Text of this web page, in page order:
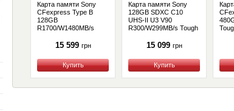
Карта памяти Sony
CFexpress Type B
128GB
R1700/W1480MB/s
15 599 грн
Купить
Карта памяти Sony
128GB SDXC C10
UHS-II U3 V90
R300/W299MB/s Tough
15 099 грн
Купить